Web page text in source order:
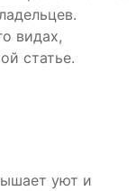
видах,
статье.
уют и